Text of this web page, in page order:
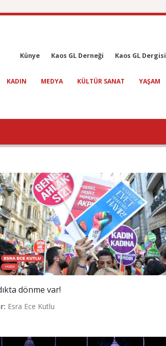
Künye Kaos GL Derneği Kaos GL Dergisi
KADIN MEDYA KÜLTÜR SANAT YAŞAM
dönme var!
Esra Ece Kutlu